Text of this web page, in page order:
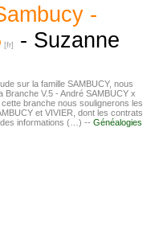
-
- Suzanne
sur la famille SAMBUCY, nous
Branche V.5 - André SAMBUCY x
branche nous soulignerons les
et VIVIER, dont les contrats
informations (…) -- Généalogies